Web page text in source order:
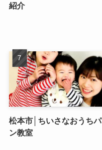
紹介
松本市│ちいさなおうちパ
ン教室